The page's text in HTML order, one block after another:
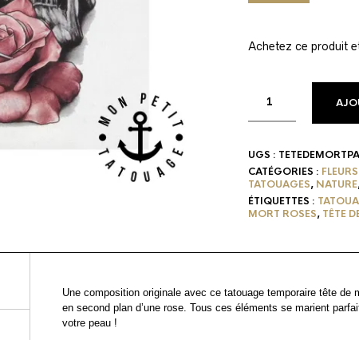
Achetez ce produit
UGS :
CATÉGORIES :
TATOUAGES, NATURE
ÉTIQUETTES :
MORT ROSES, TÊTE
Une composition originale avec ce tatouage temporaire tête
en second plan d’une rose. Tous ces éléments se marient
votre peau !